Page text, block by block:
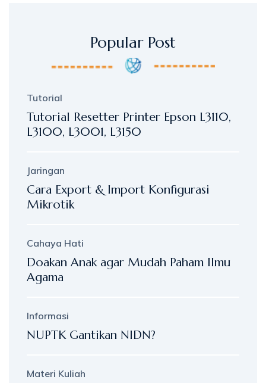
Popular Post
Tutorial
Tutorial Resetter Printer Epson L3110,
L3100, L3001, L3150
Jaringan
Cara Export & Import Konfigurasi
Mikrotik
Cahaya Hati
Doakan Anak agar Mudah Paham Ilmu
Agama
Informasi
NUPTK Gantikan NIDN?
Materi Kuliah